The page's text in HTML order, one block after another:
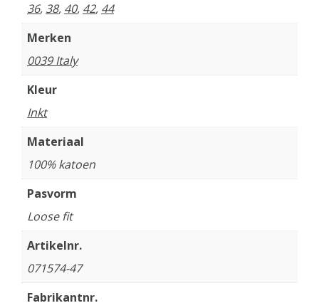
36, 38, 40, 42, 44
Merken
0039 Italy
Kleur
Inkt
Materiaal
100% katoen
Pasvorm
Loose fit
Artikelnr.
071574-47
Fabrikantnr.